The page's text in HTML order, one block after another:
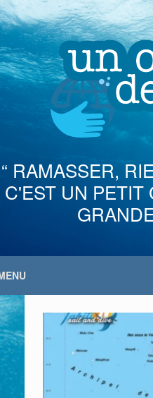
Skip
to
content
“ RAMASSER,
C'EST UN PETIT